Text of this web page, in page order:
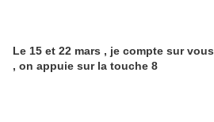
Le 15 et 22 mars , je compte sur vous
, on appuie sur la touche 8